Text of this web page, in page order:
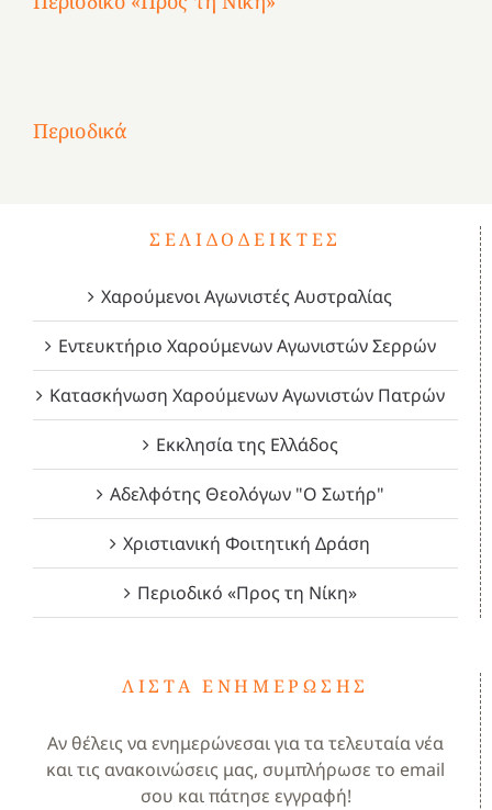
Περιοδικά
1821
Δεκέμβριος
2023!
Μάιος
2023!
Μάρτιος
2023!
ΣΕΛΙΔΟΔΕΊΚΤΕΣ
Χαρούμενοι Αγωνιστές Αυστραλίας
Εντευκτήριο Χαρούμενων Αγωνιστών Σερρών
Κατασκήνωση Χαρούμενων Αγωνιστών Πατρών
Εκκλησία της Ελλάδος
Αδελφότης Θεολόγων "Ο Σωτήρ"
Χριστιανική Φοιτητική Δράση
Περιοδικό «Προς τη Νίκη»
ΛΊΣΤΑ ΕΝΗΜΈΡΩΣΗΣ
Αν θέλεις να ενημερώνεσαι για τα τελευταία νέα
και τις ανακοινώσεις μας, συμπλήρωσε το email
σου και πάτησε εγγραφή!